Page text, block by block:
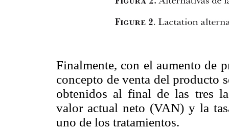
Finalmente, con el aumento de
concepto de venta del producto
obtenidos al final de las tres
valor actual neto (VAN) y la
uno de los tratamientos.